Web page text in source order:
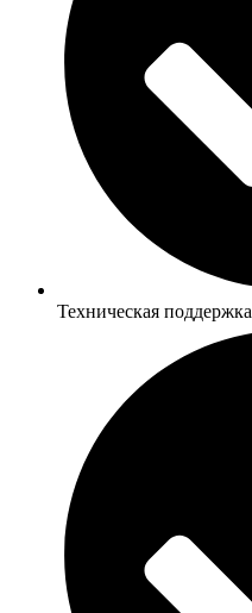
Техническая поддержка